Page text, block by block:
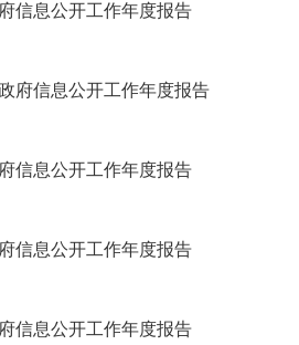
信息公开工作年度报告
府信息公开工作年度报告
信息公开工作年度报告
信息公开工作年度报告
信息公开工作年度报告